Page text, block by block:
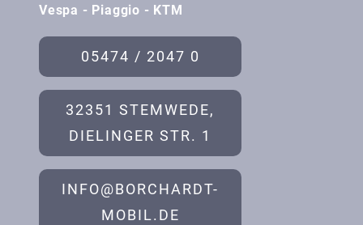
Vespa - Piaggio - KTM
05474 / 2047 0
32351 STEMWEDE,
DIELINGER STR. 1
INFO@BORCHARDT-
MOBIL.DE